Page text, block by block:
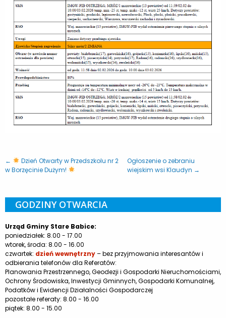
←
Dzień Otwarty w Przedszkolu nr 2
w Borzęcinie Dużym!
Ogłoszenie o zebraniu
wiejskim wsi Klaudyn →
GODZINY OTWARCIA
Urząd Gminy Stare Babice:
poniedziałek: 8.00 - 17.00
wtorek, środa: 8.00 - 16.00
czwartek: dzień wewnętrzny– bez przyjmowania interesantów i
odbierania telefonów dla Referatów:
Planowania Przestrzennego, Geodezji i Gospodarki Nieruchomościami,
Ochrony Środowiska, Inwestycji Gminnych, Gospodarki Komunalnej,
Podatków i Ewidencji Działalności Gospodarczej
pozostałe referaty: 8.00 - 16.00
piątek: 8.00 - 15.00